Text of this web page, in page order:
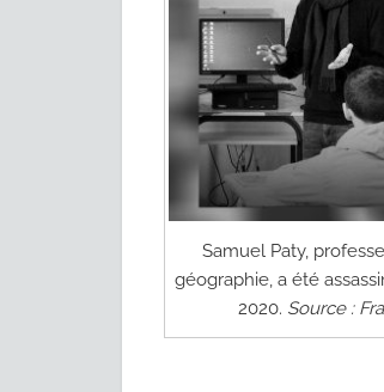
Samuel Paty,
géographie, a été
2020. Source :